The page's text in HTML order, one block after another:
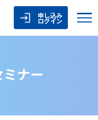
申し込み
ログイン
ナー